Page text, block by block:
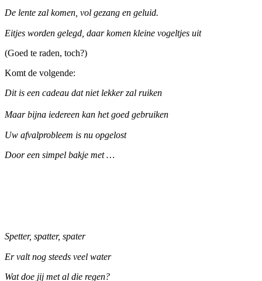
De lente zal komen, vol gezang en geluid.
Eitjes worden gelegd, daar komen kleine vogeltjes uit
(Goed te raden, toch?)
Komt de volgende:
Dit is een cadeau dat niet lekker zal ruiken
Maar bijna iedereen kan het goed gebruiken
Uw afvalprobleem is nu opgelost
Door een simpel bakje met …
Spetter, spatter, spater
Er valt nog steeds veel water
Wat doe jij met al die regen?